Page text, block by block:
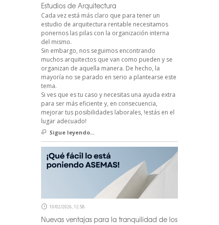
Estudios de Arquitectura
Cada vez está más claro que para tener un
estudio de arquitectura rentable necesitamos
ponernos las pilas con la organización interna
del mismo.
Sin embargo, nos seguimos encontrando
muchos arquitectos que van como pueden y se
organizan de aquella manera. De hecho, la
mayoría no se parado en serio a plantearse este
tema.
Si ves que es tu caso y necesitas una ayuda extra
para ser más eficiente y, en consecuencia,
mejorar tus posibilidades laborales, !estás en el
lugar adecuado!
Sigue leyendo...
10/02/2026, 12:58
Nuevas ventajas para la tranquilidad de los